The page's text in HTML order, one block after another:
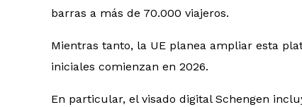
barras a más de 70.000 viajeros.
Mientras tanto, la UE planea ampliar esta
iniciales comienzan en 2026.
En particular, el visado digital Schengen